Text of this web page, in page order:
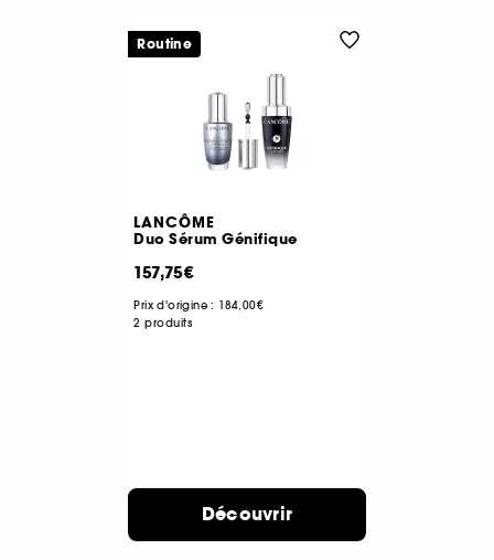
LANCÔME
Duo Sérum Génifique
157,75€
Prix d'origine : 184,00€
2 produits
Découvrir
Routine